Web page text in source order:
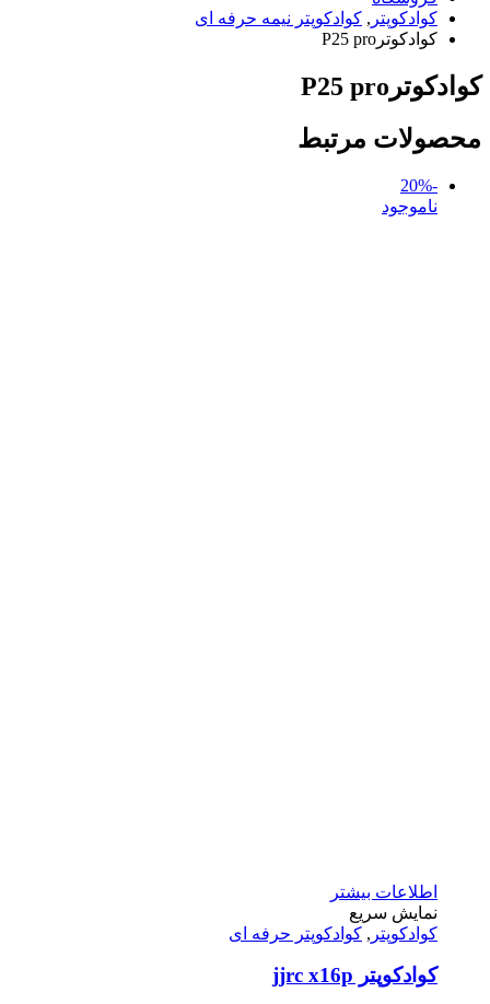
کوادکوپتر , کوادکوپتر نیمه حرفه ای
کوادکوترP25 pro
کوادکوترP25 pro
محصولات مرتبط
-20%
ناموجود
اطلاعات بیشتر
نمایش سریع
کوادکوپتر , کوادکوپتر حرفه ای
کوادکوپتر jjrc x16p